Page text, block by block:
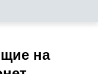
на